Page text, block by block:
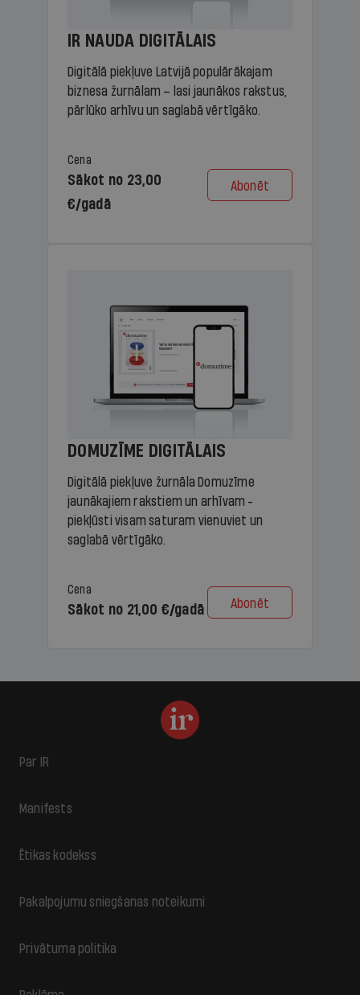
IR NAUDA DIGITĀLAIS
Digitālā piekļuve Latvijā populārākajam
biznesa žurnālam – lasi jaunākos rakstus,
pārlūko arhīvu un saglabā vērtīgāko.
Cena
Sākot no 23,00
€/gadā
Abonēt
DOMUZĪME DIGITĀLAIS
Digitālā piekļuve žurnāla Domuzīme
jaunākajiem rakstiem un arhīvam -
piekļūsti visam saturam vienuviet un
saglabā vērtīgāko.
Cena
Sākot no 21,00 €/gadā Abonēt
Par IR
Manifests
Ētikas kodekss
Pakalpojumu sniegšanas noteikumi
Privātuma politika